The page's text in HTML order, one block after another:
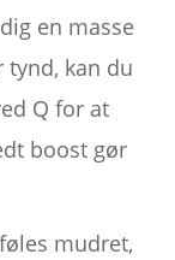
en masse
kan du
Q for at
boost gør
mudret,